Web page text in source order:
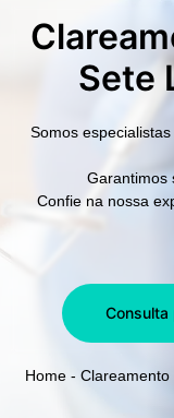
Sete
Somos especialistas
Garantimos
Confie na nossa
Consulta
Home - Clareamento